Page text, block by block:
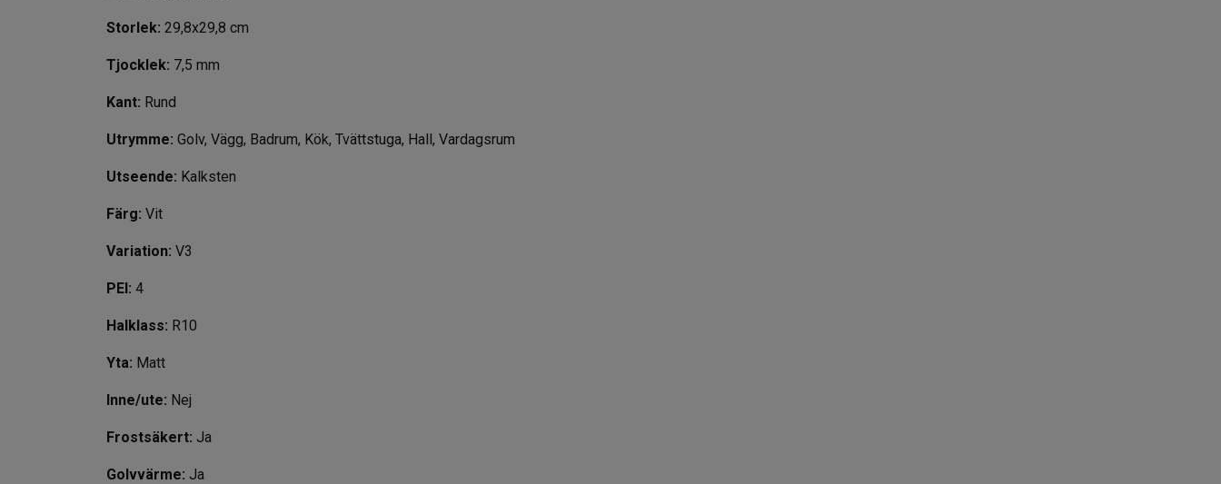
Storlek: 29,8x29,8 cm
Tjocklek: 7,5 mm
Kant: Rund
Utrymme: Golv, Vägg, Badrum, Kök, Tvättstuga, Hall, Vardagsrum
Utseende: Kalksten
Färg: Vit
Variation: V3
PEI: 4
Halklass: R10
Yta: Matt
Inne/ute: Nej
Frostsäkert: Ja
Golvvärme: Ja